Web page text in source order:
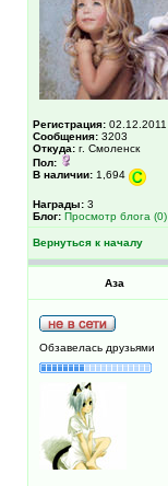
Регистрация: 02.12.2011
Сообщения: 3203
Откуда: г. Смоленск
Пол:
В наличии: 1,694
Награды: 3
Блог: Просмотр блога (0)
Вернуться к началу
Аза
Обзавелась друзьями